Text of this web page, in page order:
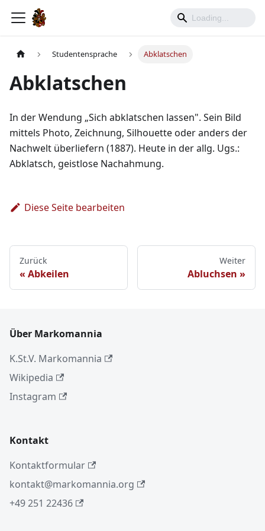
Studentensprache Abklatschen
Abklatschen
In der Wendung „Sich abklatschen lassen". Sein Bild
mittels Photo, Zeichnung, Silhouette oder anders der
Nachwelt überliefern (1887). Heute in der allg. Ugs.:
Abklatsch, geistlose Nachahmung.
Diese Seite bearbeiten
Zurück
Abkeilen
Weiter
Abluchsen
Über Markomannia
K.St.V. Markomannia
Wikipedia
Instagram
Kontakt
Kontaktformular
kontakt@markomannia.org
+49 251 22436